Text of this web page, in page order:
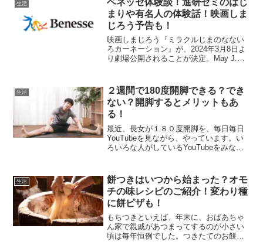
生活
まりや有名人の体験話！映画しま
じろう予告も！
映画しまじろう『ミラクルじまのなない
ろカーネーション』が、2024年3月8日よ
り劇場公開されることが決定。May J.が
（JO1）がゲスト声優として劇場版アニ
メ初出演す...
生活
２週間で180度開脚できる？でき
ない？開脚するとメリットもあ
る！
最近、長女が１８０度開脚を、毎日毎日
YouTubeを見ながら、やっています。い
ろいろな人がしているYouTubeをみなが
もびっくりしました😲！！さて、娘は２
週間でできる...
生活
餅つきはいつから始まった？オモ
チの味レシピのご紹介！変わり種
に餅ピザも！
もちつきといえば、年末に、おばあちゃ
ん家で親戚があつまってするのが小さい
頃は毎年恒例でした。つきたてのお餅が